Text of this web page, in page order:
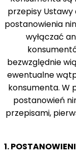
przepisy
postanowienia
wyłączać
bezwzględnie
ewentualne
konsumenta. W
postanowień
przepisami,
1.